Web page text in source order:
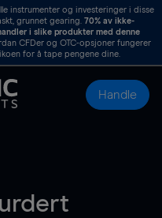
instrumenter og investeringer i disse
grunnet gearing.70% av ikke-
i slike produkter med denne
CFDer og OTC-opsjoner fungerer
for å tape pengene dine.
Handle